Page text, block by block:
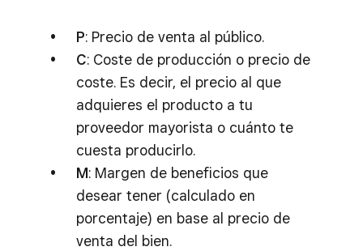
P: Precio de venta al público.
C: Coste de producción o precio de
coste. Es decir, el precio al que
adquieres el producto a tu
proveedor mayorista o cuánto te
cuesta producirlo.
M: Margen de beneficios que
desear tener (calculado en
porcentaje) en base al precio de
venta del bien.